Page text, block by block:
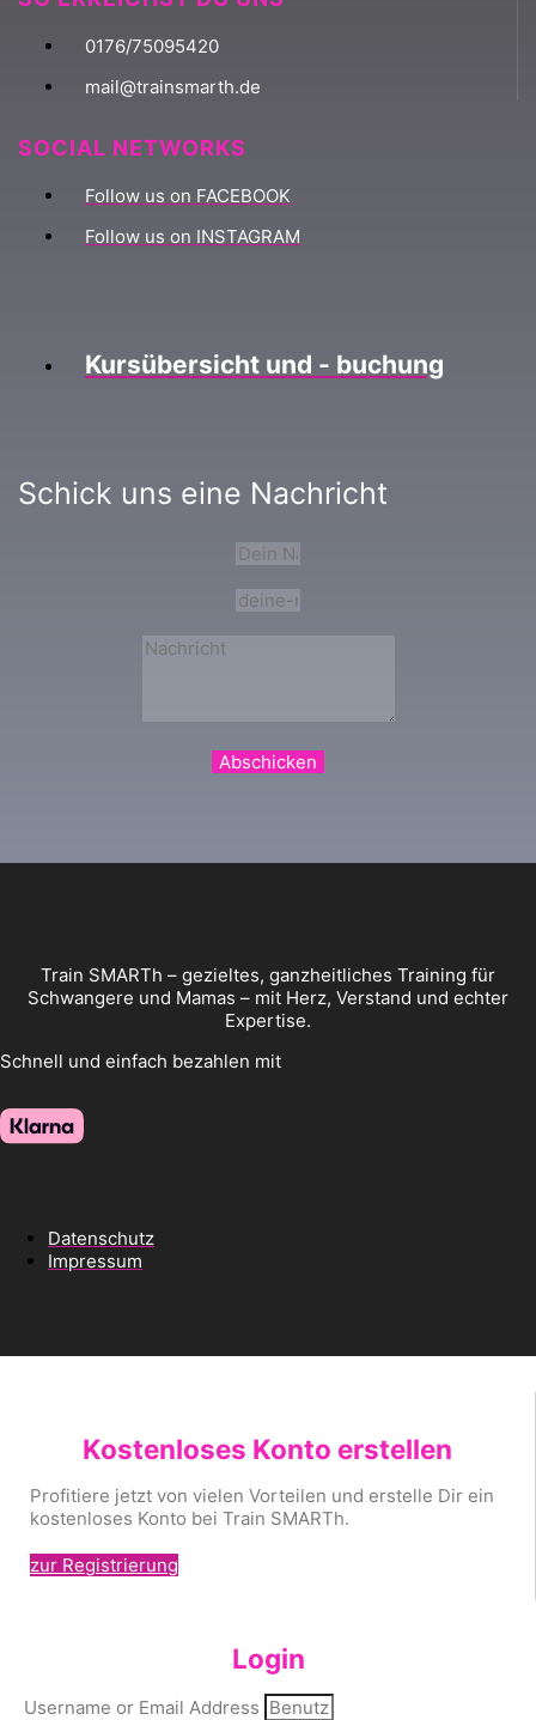
0176/75095420
mail@trainsmarth.de
SOCIAL NETWORKS
Follow us on FACEBOOK
Follow us on INSTAGRAM
Kursübersicht und - buchung
Schick uns eine Nachricht
Abschicken
Train SMARTh – gezieltes, ganzheitliches Training für
Schwangere und Mamas – mit Herz, Verstand und echter
Expertise.
Schnell und einfach bezahlen mit
Datenschutz
Impressum
Kostenloses Konto erstellen
Profitiere jetzt von vielen Vorteilen und erstelle Dir ein
kostenloses Konto bei Train SMARTh.
zur Registrierung
Login
Username or Email Address